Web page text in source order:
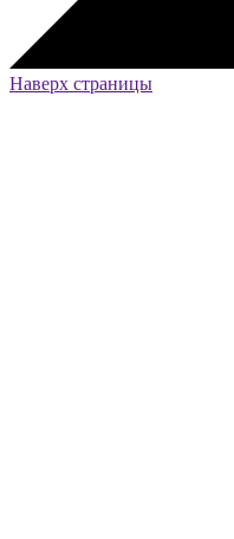
Наверх страницы